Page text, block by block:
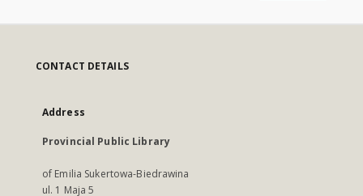
CONTACT DETAILS
Address
Provincial Public Library
of Emilia Sukertowa-Biedrawina
ul. 1 Maja 5